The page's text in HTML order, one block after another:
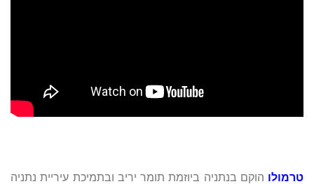
טרמולו הוקם בנתניה ביוזמת תומר יריב ובתמיכת עיריית נתניה